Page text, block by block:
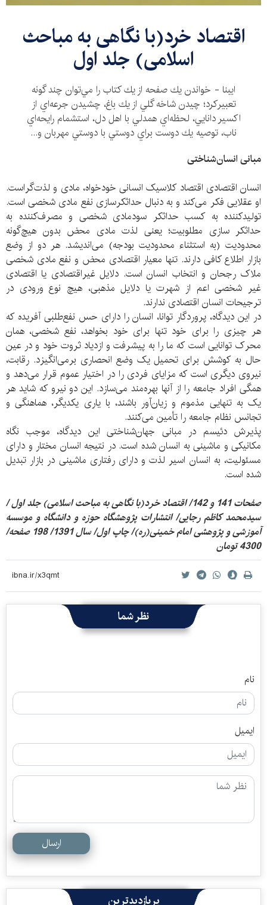
اقتصاد خرد(با نگاهی به مباحث
اسلامی) جلد اول
ايبنا - خواندن يك صفحه از‌‌ يك كتاب را مي‌توان چند گونه
تعبيركرد؛ چيدن شاخه گلي از يك باغ، چشيدن جرعه‌اي از
اكسير دانايي، لحظه‌اي همدلي با اهل دل، استشمام رايحه‌اي
ناب، توصيه يك دوست براي دوستي با دوستي مهربان و...
مبانی انسان‌شناختی
انسان اقتصادی اقتصاد کلاسیک انسانی خودخواه، مادی و لذت‌گراست.
او عقلایی فکر می‌کند و به دنبال حداثکرسازی نفع مادی شخصی‌ است.
تولیدکننده به کسب حداثکر سودمادی شخصی و مصرف‌کننده به
حداثکر سازی مطلوبیت؛ یعنی لذت مادی محض بدون هیچ‌گونه
محدودیت (به استثناء محدودیت بودجه) می‌اندیشد. هر دو از وضع
بازار اطلاع کافی دارند. تنها معیار اقتصادی محض و نفع مادی شخصی
ملاک رجحان و انتخاب انسان است. دلایل غیراقتصادی یا اقتصادی
غیر شخصی اعم از شهرت یا دلایل مذهبی، هیچ نوع ورودی در
ترجیحات انسان اقتصادی ندارند.
در این دیدگاه، پروردگار توانا، انسان را دارای حس نفع‌طلبی آفریده که
هر چیزی را برای خود تنها برای خود بخواهد، نفع شخصی، همان
محرک توانایی است که ما را به پیشرفت و ازدیاد ثروت خود و در عین
حال به کوشش برای تحمیل یک وضع انحصاری برمی‌انگیزد. رقابت،
نیروی دیگری است که مزایای فردی را در اختیار عموم قرار می‌دهد و
همگی افراد جامعه را از‌ آنها بهره‌مند می‌سازد. این دو نیرو که شاید هر
یک به تنهایی مذموم و زیان‌آور باشند، با یاری یکدیگر، هماهنگی و
تجانس نظام جامعه را تأمین می‌کنند.
پذیرش دئیسم در مبانی جهان‌شناختی این دیدگاه، موجب نگاه
مکانیکی و ماشینی به انسان شده است. در نتیجه انسان مختار و دارای
مسئولیت، به انسان اسیر لذت و دارای رفتاری ماشینی در بازار تبدیل
شده است.
صفحات 141 و 142/ اقتصاد خرد(با نگاهی به مباحث اسلامی) جلد اول /
سیدمحمد کاظم رجایی/ انتشارات پژوهشگاه حوزه و دانشگاه و موسسه
آموزشی و پژوهشی امام خمینی(ره)/ چاپ اول/ سال 1391/ 198 صفحه/
4300 تومان
نظر شما
نام
ایمیل
ارسال
پربازدیدترین